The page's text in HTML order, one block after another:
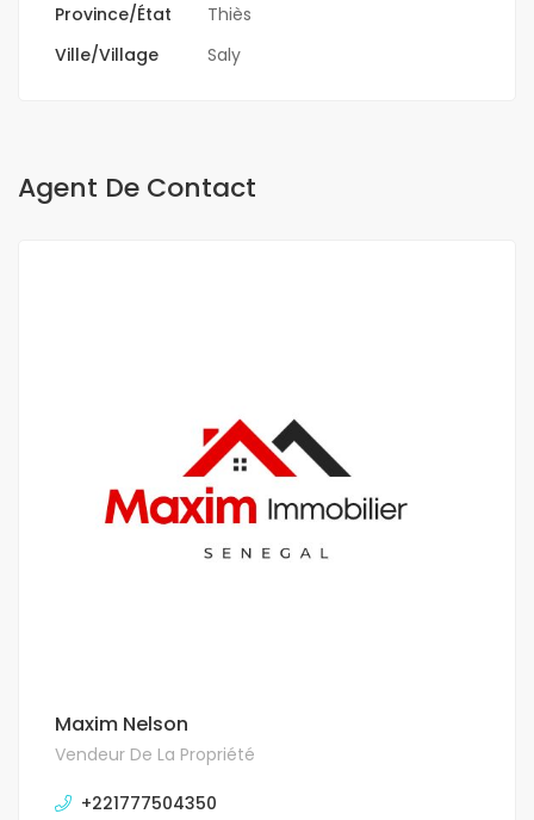
Province/État
Thiès
Ville/Village
Saly
Agent De Contact
Maxim Nelson
Vendeur De La Propriété
+221777504350